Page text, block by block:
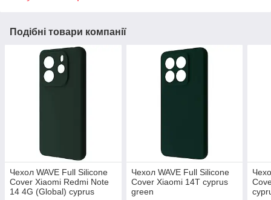
Подібні товари компанії
Чехол WAVE Full Silicone
Cover Xiaomi Redmi Note
14 4G (Global) cyprus
Чехол WAVE Full Silicone
Cover Xiaomi 14T cyprus
green